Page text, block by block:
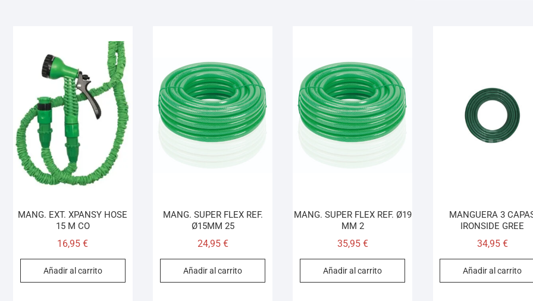
MANG. EXT. XPANSY HOSE
15 M CO
16,95€
Añadir al carrito
MANG. SUPER FLEX REF.
Ø15MM 25
24,95 €
Añadir al carrito
MANG. SUPER FLEX REF. Ø19
MM 2
35,95 €
Añadir al carrito
MANGUERA 3
IRONSIDE GREE
34,95 €
Añadir al carrito